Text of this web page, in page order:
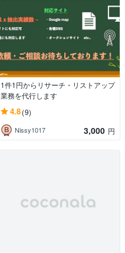
1件1円からリサーチ・リストアップ
業務を代行します
4.8(9)
Nissy1017 3,000 円